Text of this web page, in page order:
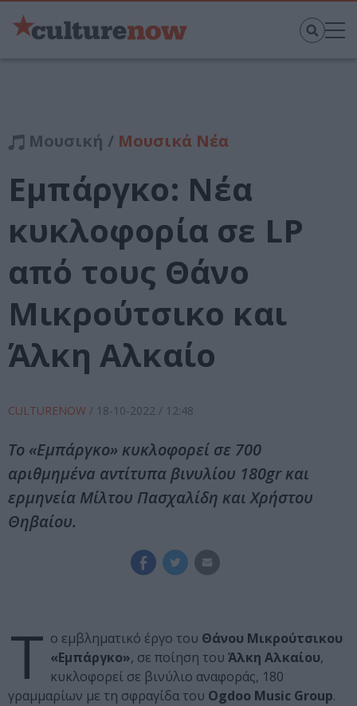
Μουσική / Μουσικά Νέα
Εμπάργκο: Νέα
κυκλοφορία σε LP
από τους Θάνο
Μικρούτσικο και
Άλκη Αλκαίο
CULTURENOW / 18-10-2022 / 12:48
Το «Εμπάργκο» κυκλοφορεί σε 700
αριθμημένa αντίτυπα βινυλίου 180gr και
ερμηνεία Μίλτου Πασχαλίδη και Χρήστου
Θηβαίου.
Τ ο εμβληματικό έργο του Θάνου Μικρούτσικου
«Εμπάργκο», σε ποίηση του Άλκη Αλκαίου,
κυκλοφορεί σε βινύλιο αναφοράς, 180
γραμμαρίων με τη σφραγίδα του Ogdoo Music Group.